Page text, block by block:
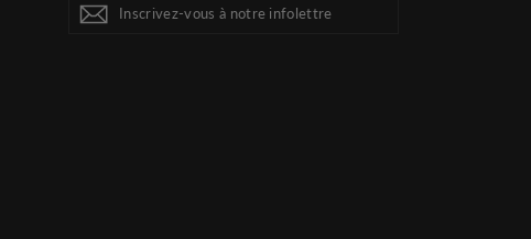
vous
S'inscrire